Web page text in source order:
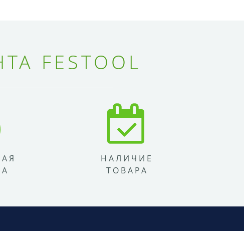
FESTOOL
НАЛИЧИЕ
ТОВАРА